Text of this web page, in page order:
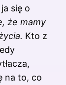
się o
że mamy
Kto z
na to, co